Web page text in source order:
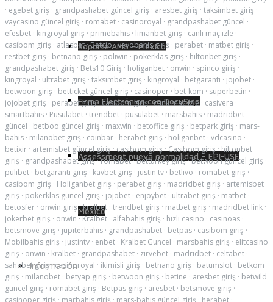
Soporte AMS – México
Firma Electrónica con DocuSign
Assessment nueva normalidad – EPI-USE
México
Información
· egebet giriş · grandpashabet güncel giriş · aresbet giriş · taksimbet giriş ·
vaycasino güncel giriş · romabet · casinoroyal · grandpashabet güncel ·
efesbet · kingroyal giriş · primebahis · limanbet giriş · canlı maç izle ·
casibom giriş · atlasbet·Betcio·vevobahis giriş · perabet · matbet giriş ·
restbet giriş · betnano giriş · poliwin · pokerklas giriş · hiltonbet giriş ·
grandpashabet giriş · Bets10 Giriş · holiganbet · onwin · spinco giriş ·
kingroyal · ultrabet giriş · taksimbet giriş · kingroyal · betgaranti · jojobet ·
betwoon giriş · betticket güncel giriş · casinoper · bet-kom · superbetin ·
jojobet giriş · perabet giriş·casibom giriş·canlı maç izle· casivera ·
smartbahis · Pusulabet · trendbet · pusulabet · marsbahis · madridbet
güncel · betboo güncel giriş · maxwin · betoffice giriş · betpark giriş · mars-
bahis · milanobet giriş · coinbar · herabet giriş · holiganbet · vdcasino ·
betixir · artemisbet güncel giriş·casibom giriş·Casibom giriş·hiltonbet
giriş · grandpashabet giriş·romabet·betturkey giriş·betwoon güncel giriş ·
pulibet · betgaranti giriş · kavbet giriş · justin tv · betlivo · romabet giriş ·
casibom giriş · Holiganbet giriş · perabet giriş · madridbet giriş · artemisbet
giriş · pokerklas güncel giriş · jojobet · enjoybet · ultrabet giriş · matbet ·
betosfer · onwin giriş·kralbet · trendbet giriş · matbet giriş · madridbet link ·
jokerbet giriş · onwin·Kralbet · alfabahis giriş · hızlı casino · casinoas ·
betsmove giriş · jupiterbahis · grandpashabet · betpas · casibom giriş ·
Mobilbahis giriş · justintv · enbet · Kralbet Guncel · marsbahis giriş · elitcasino
giriş · onwin · kralbet · grandpashabet · zirvebet · madridbet · celtabet ·
sahabet giriş·casinoroyal · ikimisli giriş · betnano giriş · batumslot · betkom
giriş · milanobet · betyap giriş · betwoon giriş · betine · aresbet giriş · betwild
güncel giriş · romabet giriş · Betpas giriş · aresbet · betsmove giriş ·
casinoper giriş · marbahis giriş · mars-bahis güncel giriş · herabet ·